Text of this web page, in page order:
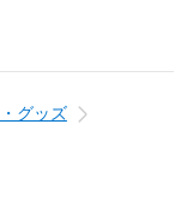
グッズ